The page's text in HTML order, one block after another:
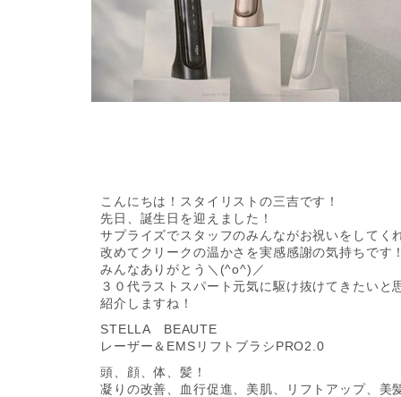
こんにちは！スタイリストの三吉です！
先日、誕生日を迎えました！
サプライズでスタッフのみんながお祝いをしてく
改めてクリークの温かさを実感感謝の気持ちです！
みんなありがとう＼(^o^)／
３０代ラストスパート元気に駆け抜けてきたい
紹介しますね！
STELLA BEAUTE
レーザー＆EMSリフトブラシPRO2.0
頭、顔、体、髪！
凝りの改善、血行促進、美肌、リフトアップ、美